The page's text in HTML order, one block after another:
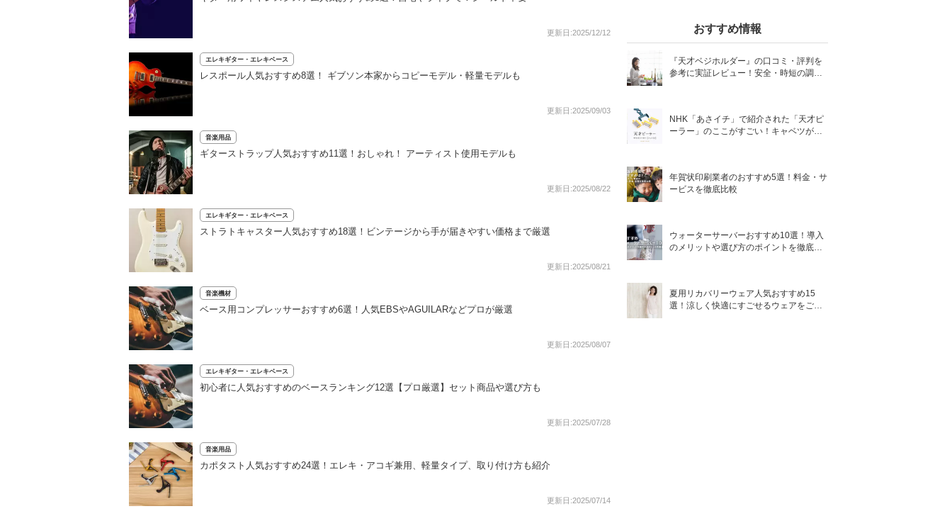
更新日:2025/12/12
エレキギター・エレキベース
レスポール人気おすすめ8選！ ギブソン本家からコピーモデル・軽量モデルも
更新日:2025/09/03
音楽用品
ギターストラップ人気おすすめ11選！おしゃれ！ アーティスト使用モデルも
更新日:2025/08/22
エレキギター・エレキベース
ストラトキャスター人気おすすめ18選！ビンテージから手が届きやすい価格まで厳選
更新日:2025/08/21
音楽機材
ベース用コンプレッサーおすすめ6選！人気EBSやAGUILARなどプロが厳選
更新日:2025/08/07
エレキギター・エレキベース
初心者に人気おすすめのベースランキング12選【プロ厳選】セット商品や選び方も
更新日:2025/07/28
音楽用品
カポタスト人気おすすめ24選！エレキ・アコギ兼用、軽量タイプ、取り付け方も紹介
更新日:2025/07/14
おすすめ情報
『天才ベジホルダー』の口コミ・評判を
参考に実証レビュー！安全・時短の調理
NHK「あさイチ」で紹介された「天才ピ
ーラー」のここがすごい！キャベツがほ
年賀状印刷業者のおすすめ5選！料金・サ
ービスを徹底比較
ウォーターサーバーおすすめ10選！導入
のメリットや選び方のポイントを徹底解
夏用リカバリーウェア人気おすすめ15
選！涼しく快適にすごせるウェアをご紹